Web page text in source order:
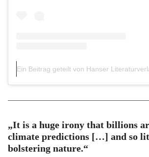
„It is a huge irony that billions
climate predictions […] and so
bolstering nature.“